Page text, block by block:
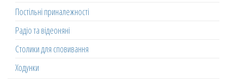
Постільні приналежності
Радіо та відеоняні
Столики для сповивання
Ходунки